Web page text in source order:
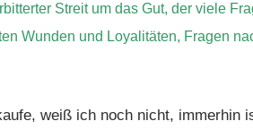
Streit um das Gut, der viele
Wunden und Loyalitäten, Fragen
weiß ich noch nicht, immerhin